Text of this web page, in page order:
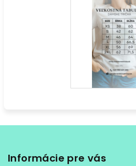
Informácie pre vás